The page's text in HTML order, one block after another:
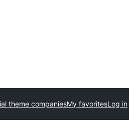
theme companiesMy favoritesLog in